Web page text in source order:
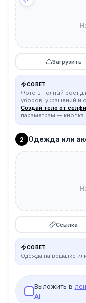
Загрузить
СОВЕТ
Фото в полный рост
уборов, украшений и
Создай тело от селфи
параметрам — кнопка
2 Одежда или
Ссылка
СОВЕТ
Одежда на вешалке
Выложить в
Ai